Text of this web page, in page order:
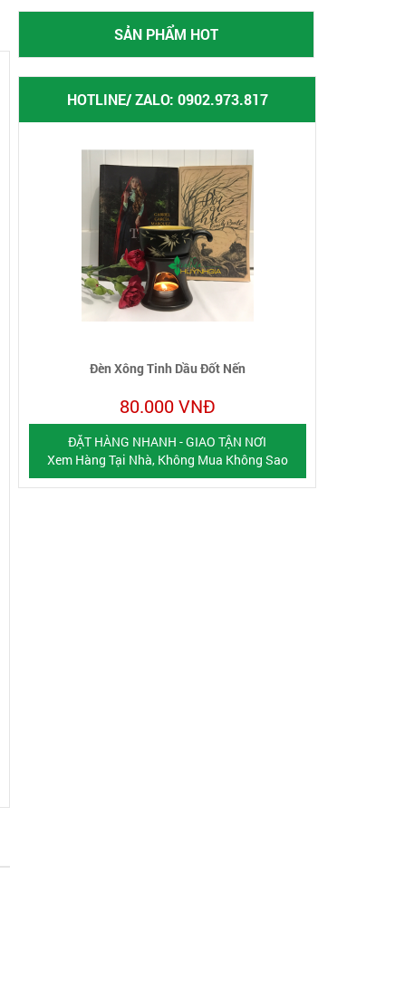
SẢN PHẨM HOT
HOTLINE/ ZALO: 0902.973.817
Đèn Xông Tinh Dầu Đốt Nến
80.000 VNĐ
ĐẶT HÀNG NHANH - GIAO TẬN NƠI
Xem Hàng Tại Nhà, Không Mua Không Sao